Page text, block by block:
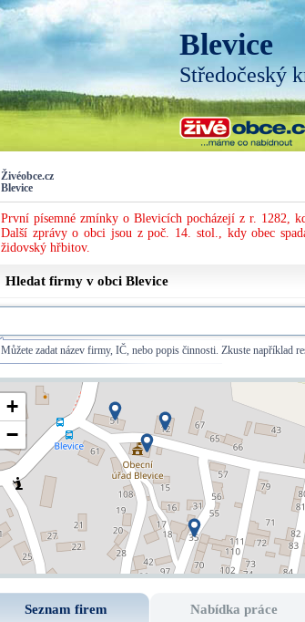
Blevice
Středočeský
Živéobce.cz
Blevice
První písemné zmínky o Blevicích pocházejí z r. 1282,
Další zprávy o obci jsou z poč. 14. stol., kdy obec
židovský hřbitov.
Hledat firmy v obci Blevice
Můžete zadat název firmy, IČ, nebo popis činnosti. Zkuste například
+
−
Seznam firem Nabídka práce